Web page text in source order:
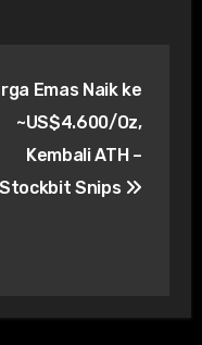
Emas Naik ke
~US$4.600/Oz,
Kembali ATH –
Stockbit Snips